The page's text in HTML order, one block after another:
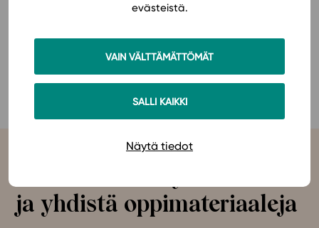
evästeistä.
VAIN VÄLTTÄMÄTTÖMÄT
SALLI KAIKKI
Näytä tiedot
ja yhdistä oppimateriaaleja